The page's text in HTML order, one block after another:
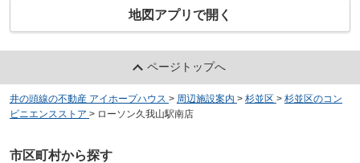
地図アプリで開く
ページトップへ
井の頭線の不動産 アイホープハウス > 周辺施設案内 > 杉並区 > 杉並区のコン
ビニエンスストア > ローソン久我山駅南店
市区町村から探す